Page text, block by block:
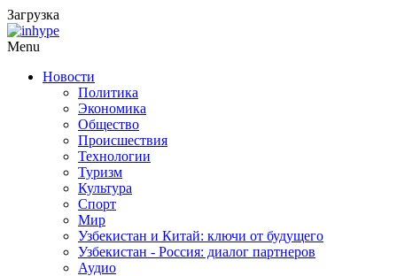
Загрузка
Menu
Новости
Политика
Экономика
Общество
Происшествия
Технологии
Туризм
Культура
Спорт
Мир
Узбекистан и Китай: ключи от будущего
Узбекистан - Россия: диалог партнеров
Аудио